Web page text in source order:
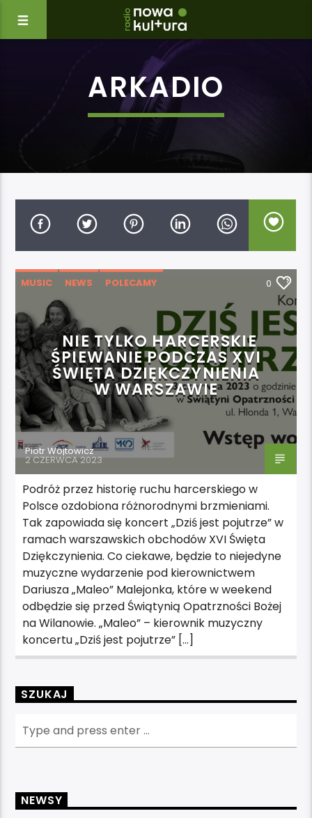
ARKADIO
MUSIC NEWS
POLECAMY
WYDARZENIA
0
NIE TYLKO HARCERSKIE
ŚPIEWANIE PODCZAS XVI
ŚWIĘTA DZIĘKCZYNIENIA
W WARSZAWIE
Piotr Wojtowicz
2 CZERWCA 2023
Podróż przez historię ruchu harcerskiego w
Polsce ozdobiona różnorodnymi brzmieniami.
Tak zapowiada się koncert „Dziś jest pojutrze” w
ramach warszawskich obchodów XVI Święta
Dziękczynienia. Co ciekawe, będzie to niejedyne
muzyczne wydarzenie pod kierownictwem
Dariusza „Maleo” Malejonka, które w weekend
odbędzie się przed Świątynią Opatrzności Bożej
na Wilanowie. „Maleo” – kierownik muzyczny
koncertu „Dziś jest pojutrze” […]
SZUKAJ
NEWSY